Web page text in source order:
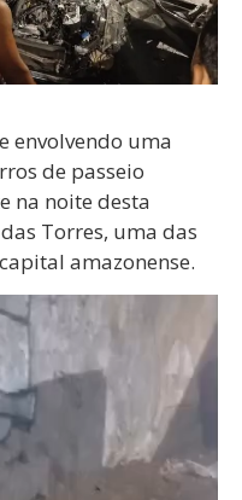
envolvendo uma
de passeio
na noite desta
Torres, uma das
amazonense.